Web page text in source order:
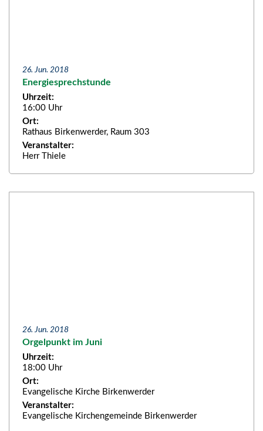
26. Jun. 2018
Energiesprechstunde
Uhrzeit:
16:00 Uhr
Ort:
Rathaus Birkenwerder, Raum 303
Veranstalter:
Herr Thiele
26. Jun. 2018
Orgelpunkt im Juni
Uhrzeit:
18:00 Uhr
Ort:
Evangelische Kirche Birkenwerder
Veranstalter:
Evangelische Kirchengemeinde Birkenwerder